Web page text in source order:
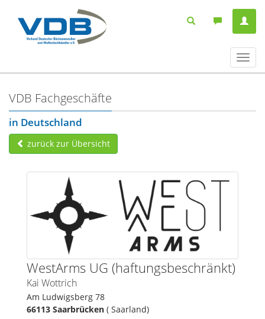
ein-/
VDB Fachgeschäfte
in Deutschland
zurück zur Übersicht
WestArms UG (haftungsbeschränkt)
Kai Wottrich
Am Ludwigsberg 78
66113 Saarbrücken ( Saarland)